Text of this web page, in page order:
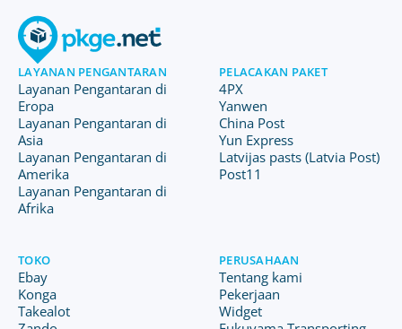
LAYANAN PENGANTARAN
Layanan Pengantaran di
Eropa
Layanan Pengantaran di
Asia
Layanan Pengantaran di
Amerika
Layanan Pengantaran di
Afrika
PELACAKAN PAKET
4PX
Yanwen
China Post
Yun Express
Latvijas pasts (Latvia Post)
Post11
TOKO
Ebay
Konga
Takealot
PERUSAHAAN
Tentang kami
Pekerjaan
Widget